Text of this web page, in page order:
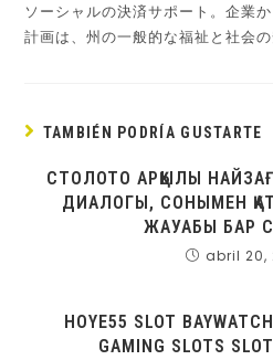
ソーシャルの決済サポート。企業
計画は、州の一般的な福祉と社会の
TAMBIÉN PODRÍA GUSTARTE
СТОЛОТО АРҚЫЛЫ
ДИАЛОГЫ, СОНЫМЕН
ЖАУАБЫ БАР
abril 20,
HOYE55 SLOT
GAMING SLOTS